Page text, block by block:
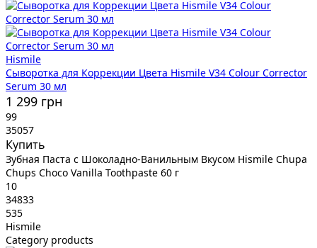
Hismile
Сыворотка для Коррекции Цвета Hismile V34 Colour Corrector
Serum 30 мл
1 299 грн
99
35057
Купить
Зубная Паста с Шоколадно-Ванильным Вкусом Hismile Chupa
Chups Choco Vanilla Toothpaste 60 г
10
34833
535
Hismile
Category products